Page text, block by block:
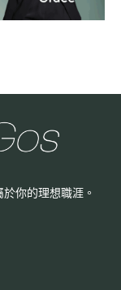
你的理想職涯。